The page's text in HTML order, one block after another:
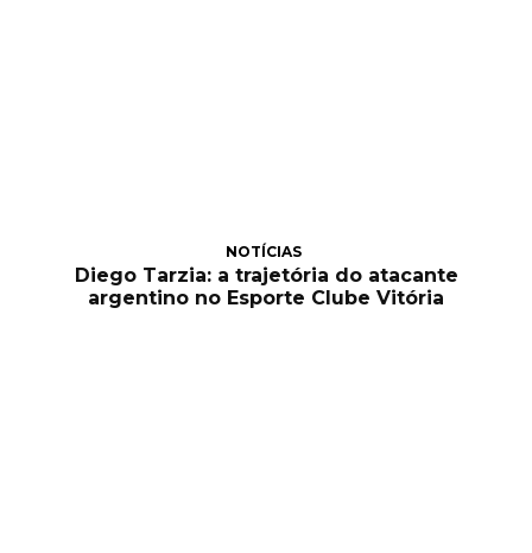
NOTÍCIAS
Diego Tarzia: a trajetória do atacante
argentino no Esporte Clube Vitória